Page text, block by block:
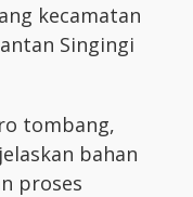
kecamatan
Singingi
tombang,
bahan
proses